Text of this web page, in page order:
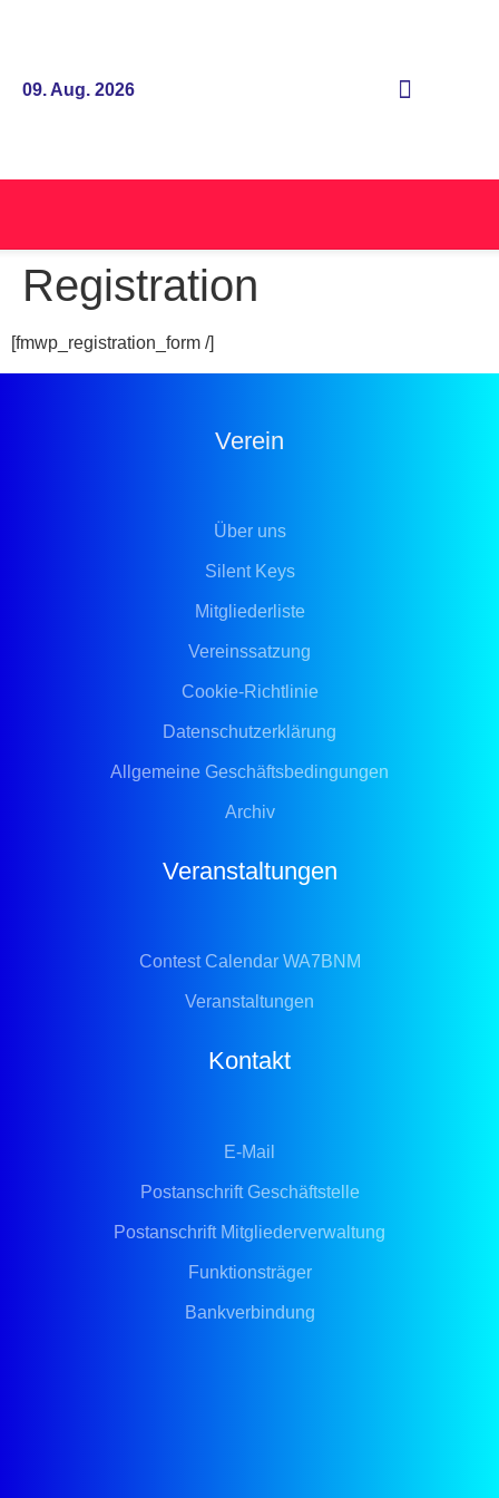
09. Aug. 2026
Registration
[fmwp_registration_form /]
Verein
Über uns
Silent Keys
Mitgliederliste
Vereinssatzung
Cookie-Richtlinie
Datenschutzerklärung
Allgemeine Geschäftsbedingungen
Archiv
Veranstaltungen
Contest Calendar WA7BNM
Veranstaltungen
Kontakt
E-Mail
Postanschrift Geschäftstelle
Postanschrift Mitgliederverwaltung
Funktionsträger
Bankverbindung